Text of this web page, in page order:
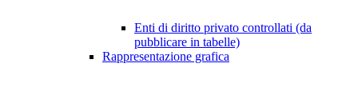
Enti di diritto privato controllati (da
pubblicare in tabelle)
Rappresentazione grafica